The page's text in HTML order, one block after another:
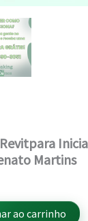
Martins
ao carrinho